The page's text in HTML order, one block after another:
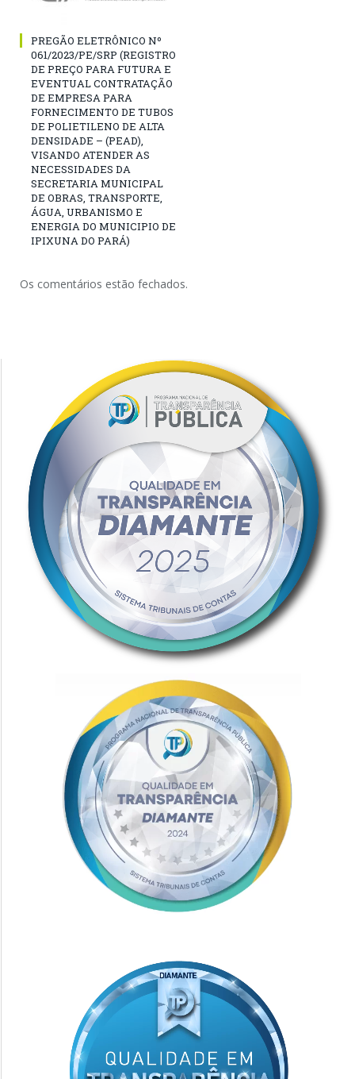
PREGÃO ELETRÔNICO Nº
061/2023/PE/SRP (REGISTRO
DE PREÇO PARA FUTURA E
EVENTUAL CONTRATAÇÃO
DE EMPRESA PARA
FORNECIMENTO DE TUBOS
DE POLIETILENO DE ALTA
DENSIDADE – (PEAD),
VISANDO ATENDER AS
NECESSIDADES DA
SECRETARIA MUNICIPAL
DE OBRAS, TRANSPORTE,
ÁGUA, URBANISMO E
ENERGIA DO MUNICIPIO DE
IPIXUNA DO PARÁ)
Os comentários estão fechados.